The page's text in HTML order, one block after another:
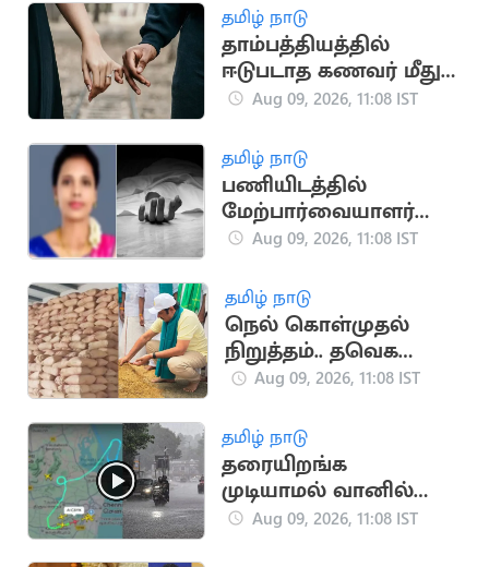
தமிழ் நாடு
தாம்பத்தியத்தில்
ஈடுபடாத கணவர் மீது
வழக்கு தொடர்ந்த
Aug 09, 2026, 11:08 IST
தமிழ் நாடு
பணியிடத்தில்
மேற்பார்வையாளர்
டார்ச்சர்.. பெண்
Aug 09, 2026, 11:08 IST
தமிழ் நாடு
நெல் கொள்முதல்
நிறுத்தம்.. தவெக
அரசுக்கு அன்புமணி
Aug 09, 2026, 11:08 IST
தமிழ் நாடு
தரையிறங்க
முடியாமல் வானில்
வட்டமடிக்கும்
Aug 09, 2026, 11:08 IST